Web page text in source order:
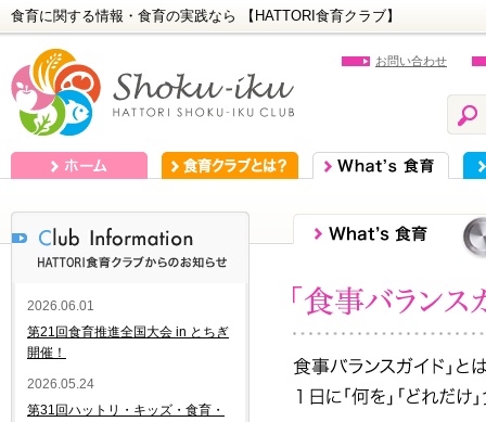
食育に関する情報・食育の実践なら 【HATTORI食育クラブ】
お問い合わせ
2026.06.01
第21回食育推進全国大会 in とちぎ
開催！
2026.05.24
第31回ハットリ・キッズ・食育・